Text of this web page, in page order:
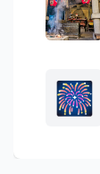
🎆